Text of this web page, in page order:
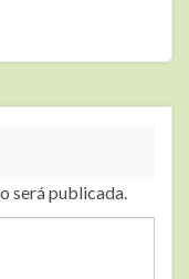
será publicada.